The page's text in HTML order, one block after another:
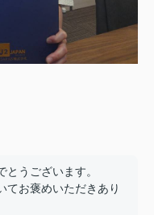
とうございます。
てお褒めいただきあり